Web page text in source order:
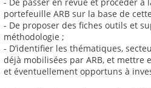
portefeuille ARB sur la base de
- De proposer des fiches outils et
méthodologie ;
- D’identifier les thématiques,
déjà mobilisées par ARB, et mettre
et éventuellement opportuns à